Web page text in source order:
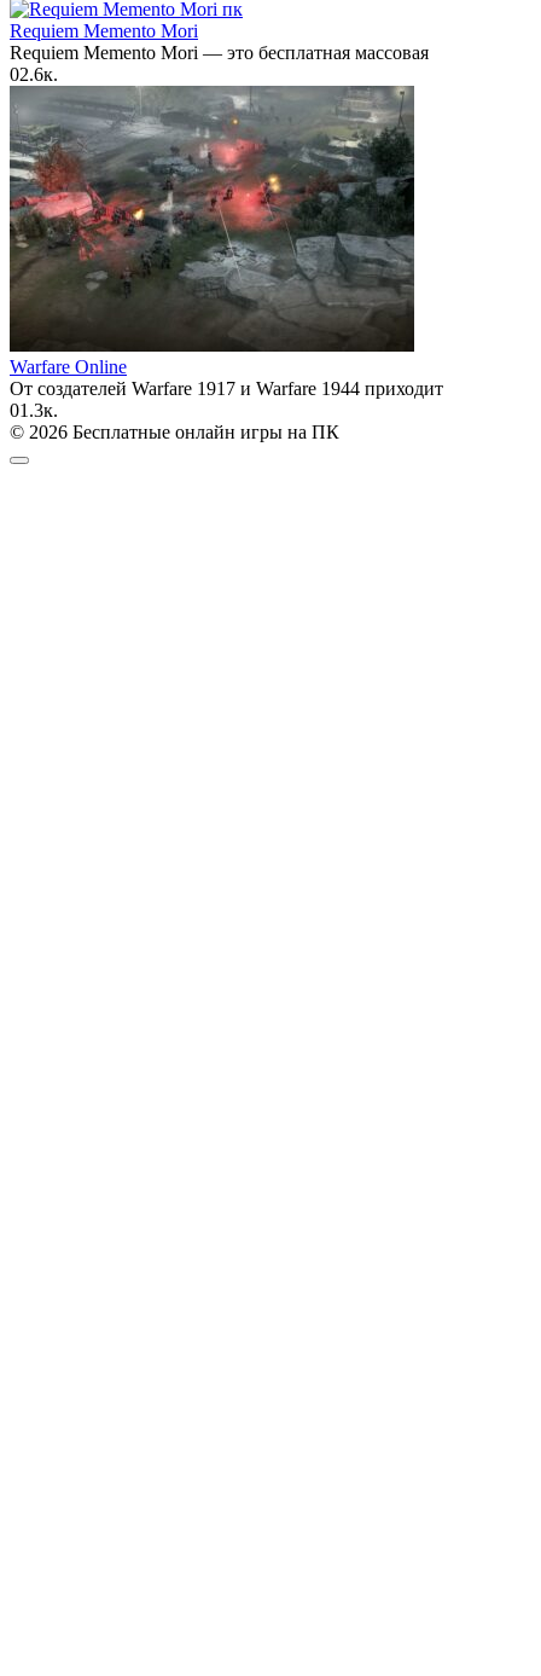
Requiem Memento Mori
Requiem Memento Mori — это бесплатная массовая
02.6к.
Warfare Online
От создателей Warfare 1917 и Warfare 1944 приходит
01.3к.
© 2026 Бесплатные онлайн игры на ПК